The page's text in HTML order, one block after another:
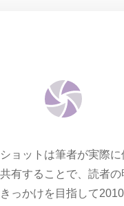
ョットは筆者が実際
有することで、読者の
っかけを目指して